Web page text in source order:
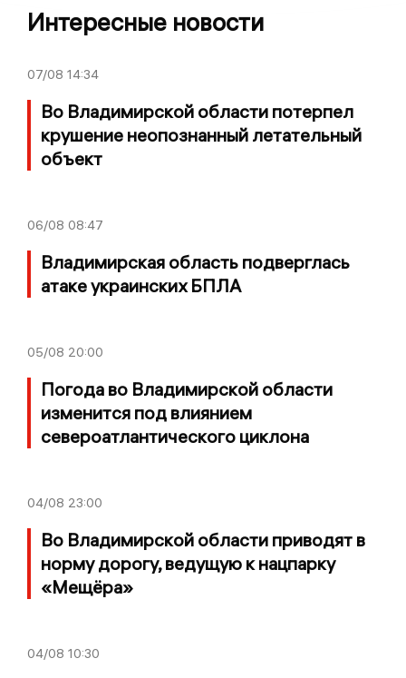
Интересные новости
07/08 14:34
Во Владимирской области потерпел
крушение неопознанный летательный
объект
06/08 08:47
Владимирская область подверглась
атаке украинских БПЛА
05/08 20:00
Погода во Владимирской области
изменится под влиянием
североатлантического циклона
04/08 23:00
Во Владимирской области приводят в
норму дорогу, ведущую к нацпарку
«Мещёра»
04/08 10:30